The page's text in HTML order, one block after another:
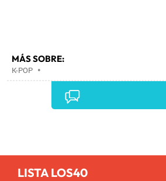
MÁS SOBRE:
K-POP •
LISTA LOS40